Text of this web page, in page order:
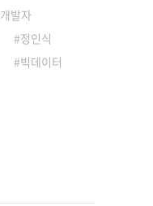
개발자
정인식
빅데이터